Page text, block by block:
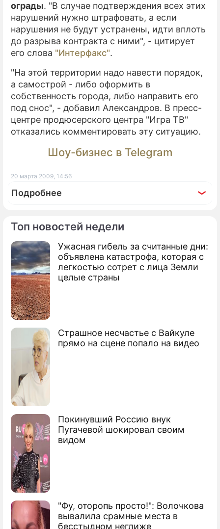
Топ новостей недели
Ужасная гибель за считанные дни:
объявлена катастрофа, которая с
легкостью сотрет с лица Земли
целые страны
Страшное несчастье с Вайкуле
прямо на сцене попало на видео
Покинувший Россию внук
Пугачевой шокировал своим
видом
"Фу, оторопь просто!": Волочкова
вывалила срамные места в
бесстыдном неглиже
ограды. "В случае подтверждения всех этих
нарушений нужно штрафовать, а если
нарушения не будут устранены, идти вплоть
до разрыва контракта с ними", - цитирует
его слова "Интерфакс".
"На этой территории надо навести порядок,
а самострой - либо оформить в
собственность города, либо направить его
под снос", - добавил Александров. В пресс-
центре продюсерского центра "Игра ТВ"
отказались комментировать эту ситуацию.
Шоу-бизнес в Telegram
20 марта 2009, 14:56
Подробнее
По теме
Эрмитаж вынуждены защищать от
Мадонны
На памятник великой актрисе нет денег